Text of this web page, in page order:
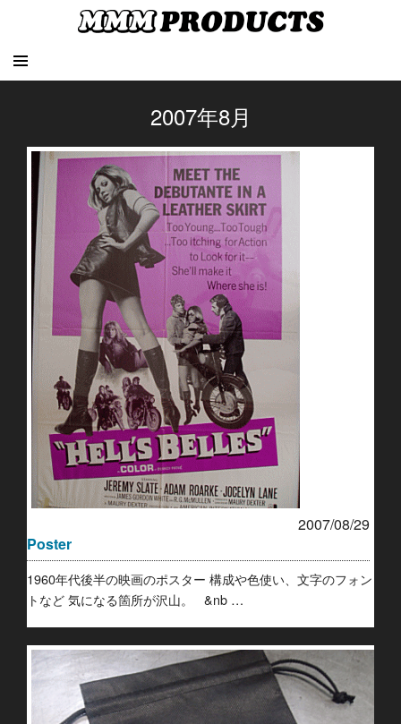
2007年8月
2007/08/29
Poster
1960年代後半の映画のポスター 構成や色使い、文字のフォン
トなど 気になる箇所が沢山。 &nb …